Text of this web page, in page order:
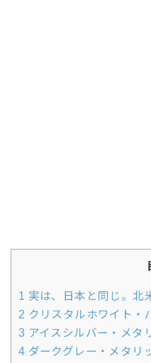
1 実は、日本と同じ。北
2 クリスタルホワイト・
3 アイスシルバー・メタ
4 ダークグレー・メタリ